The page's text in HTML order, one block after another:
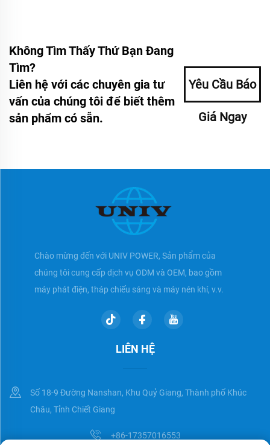
Không Tìm Thấy Thứ Bạn Đang
Tìm?
Liên hệ với các chuyên gia tư
vấn của chúng tôi để biết thêm
sản phẩm có sẵn.
Yêu Cầu Báo
Giá Ngay
Chào mừng đến với UNIV POWER, Sản phẩm của
chúng tôi cung cấp dịch vụ ODM và OEM, bao gồm
máy phát điện, tháp chiếu sáng và máy nén khí, v.v.
LIÊN HỆ
Số 18-9 Đường Nanshan, Khu Quỷ Giang, Thành phố Khúc
Châu, Tỉnh Chiết Giang
+86-17357016553